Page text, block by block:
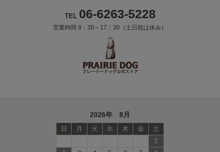
TEL 06-6263-5228
営業時間 8：30～17：30（土日祝は休み）
2026年 8月
日 月 火 水 木 金
土
1